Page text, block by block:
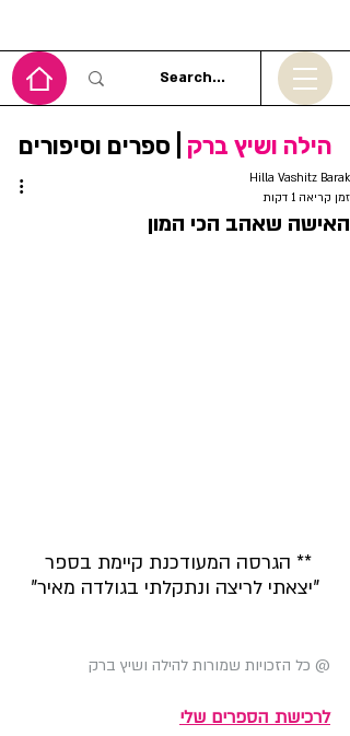
הילה ושיץ ברק | ספרים וסיפורים
האישה שאהב הכי המון
Hilla Vashitz Barak
זמן קריאה 1 דקות
** הגרסה המעודכנת קיימת בספר
"יצאתי לריצה ונתקלתי בגולדה מאיר"
@ כל הזכויות שמורות להילה ושיץ ברק
לרכישת הספרים שלי